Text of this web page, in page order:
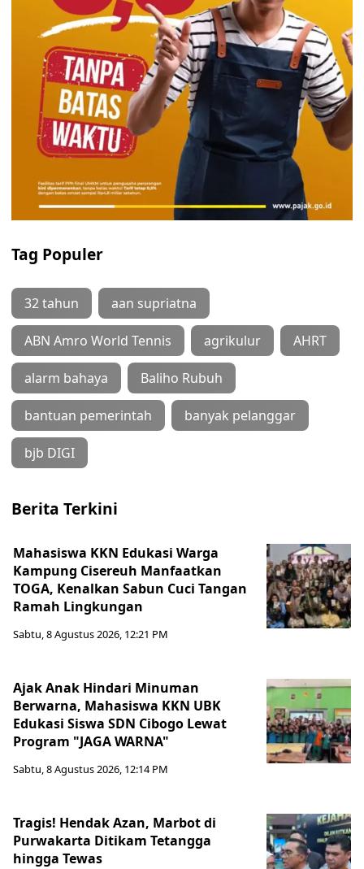
Tag Populer
32 tahun aan supriatna
ABN Amro World Tennis agrikulur AHRT
alarm bahaya Baliho Rubuh
bantuan pemerintah banyak pelanggar
bjb DIGI
Berita Terkini
Mahasiswa KKN Edukasi Warga
Kampung Cisereuh Manfaatkan
TOGA, Kenalkan Sabun Cuci Tangan
Ramah Lingkungan
Sabtu, 8 Agustus 2026, 12:21 PM
Ajak Anak Hindari Minuman
Berwarna, Mahasiswa KKN UBK
Edukasi Siswa SDN Cibogo Lewat
Program "JAGA WARNA"
Sabtu, 8 Agustus 2026, 12:14 PM
Tragis! Hendak Azan, Marbot di
Purwakarta Ditikam Tetangga
hingga Tewas